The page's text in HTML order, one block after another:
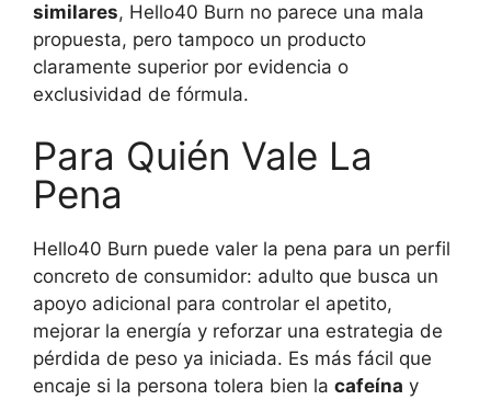
similares, Hello40 Burn no parece una mala
propuesta, pero tampoco un producto
claramente superior por evidencia o
exclusividad de fórmula.
Para Quién Vale La
Pena
Hello40 Burn puede valer la pena para un perfil
concreto de consumidor: adulto que busca un
apoyo adicional para controlar el apetito,
mejorar la energía y reforzar una estrategia de
pérdida de peso ya iniciada. Es más fácil que
encaje si la persona tolera bien la cafeína y